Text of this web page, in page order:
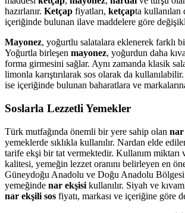
hazırlanır. Ketçap fiyatları, ketçapta kullanılan
içeriğinde bulunan ilave maddelere göre
Mayonez, yoğurtlu salatalara eklenerek farklı
Yoğurtla birleşen mayonez, yoğurdun daha
forma girmesini sağlar. Aynı zamanda klasik
limonla karıştırılarak sos olarak da kullanılabilir.
ise içeriğinde bulunan baharatlara ve
Soslarla Lezzetli Yemekler
Türk mutfağında önemli bir yere sahip olan nar
yemeklerde sıklıkla kullanılır. Nardan elde
tarife ekşi bir tat vermektedir. Kullanım miktarı
kalitesi, yemeğin lezzet oranını belirleyen en
Güneydoğu Anadolu ve Doğu Anadolu
yemeğinde nar ekşisi kullanılır. Siyah ve
nar ekşili sos fiyatı, markası ve içeriğine göre